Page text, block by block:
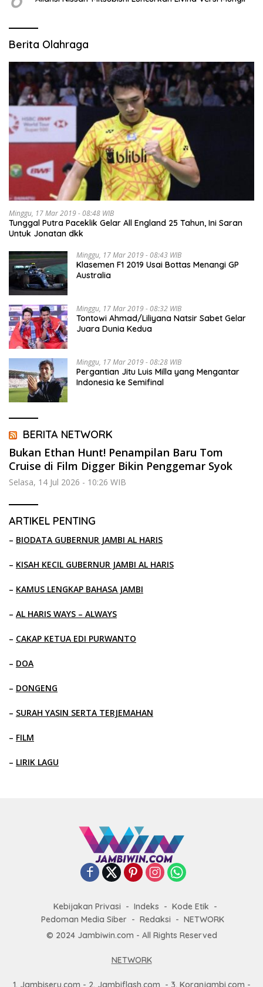
Berita Olahraga
Minggu, 17 Mar 2019 - 08:48 WIB
Tunggal Putra Paceklik Gelar All England 25 Tahun, Ini Saran
Untuk Jonatan dkk
Minggu, 17 Mar 2019 - 08:43 WIB
Klasemen F1 2019 Usai Bottas Menangi GP
Australia
Minggu, 17 Mar 2019 - 08:32 WIB
Tontowi Ahmad/Liliyana Natsir Sabet Gelar
Juara Dunia Kedua
Minggu, 17 Mar 2019 - 08:28 WIB
Pergantian Jitu Luis Milla yang Mengantar
Indonesia ke Semifinal
BERITA NETWORK
Bukan Ethan Hunt! Penampilan Baru Tom
Cruise di Film Digger Bikin Penggemar Syok
Selasa, 14 Jul 2026 - 10:26 WIB
ARTIKEL PENTING
– BIODATA GUBERNUR JAMBI AL HARIS
– KISAH KECIL GUBERNUR JAMBI AL HARIS
– KAMUS LENGKAP BAHASA JAMBI
– AL HARIS WAYS – ALWAYS
– CAKAP KETUA EDI PURWANTO
– DOA
– DONGENG
– SURAH YASIN SERTA TERJEMAHAN
– FILM
– LIRIK LAGU
Kebijakan Privasi Indeks
Kode Etik
Pedoman Media Siber
Redaksi
NETWORK
© 2024 Jambiwin.com - All Rights Reserved
NETWORK
1. Jambiseru.com - 2. Jambiflash.com - 3. Koranjambi.com -